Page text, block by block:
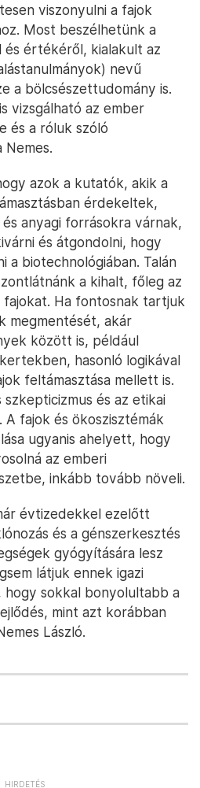
viszonyulni a fajok
Most beszélhetünk a
értékéről, kialakult az
nevű
a bölcsészettudomány is.
vizsgálható az ember
és a róluk szóló
Nemes.
azok a kutatók, akik a
érdekeltek,
anyagi forrásokra várnak,
és átgondolni, hogy
a biotechnológiában. Talán
a kihalt, főleg az
Ha fontosnak tartjuk
megmentését, akár
között is, például
hasonló logikával
feltámasztása mellett is.
és az etikai
fajok és ökoszisztémák
ugyanis ahelyett, hogy
az emberi
inkább tovább növeli.
évtizedekkel ezelőtt
és a génszerkesztés
gyógyítására lesz
látjuk ennek igazi
sokkal bonyolultabb a
mint azt korábban
László.